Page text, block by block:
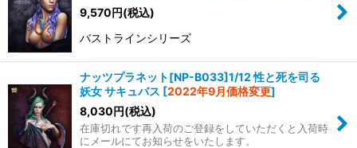
9,570円(税込)
バストラインシリーズ
ナッツプラネット[NP-B033]1/12 性と死を司る
妖女 サキュバス [2022年9月価格変更]
8,030円(税込)
在庫切れです再入荷のご登録をしていただくと入荷時
にメールにてお知らせをいたします。